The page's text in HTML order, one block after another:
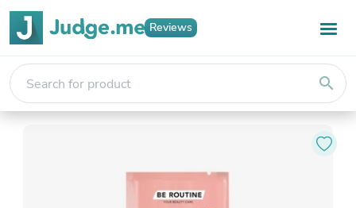
Reviews
search